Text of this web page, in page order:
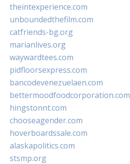
theintexperience.com
unboundedthefilm.com
catfriends-bg.org
marianlives.org
waywardtees.com
pidfloorsexpress.com
bancodevenezuelaen.com
bettermoodfoodcorporation.com
hingstonnt.com
chooseagender.com
hoverboardssale.com
alaskapolitics.com
stsmp.org